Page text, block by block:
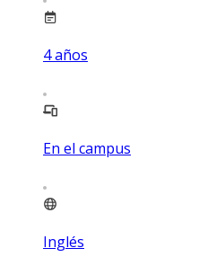
4años
En el campus
Inglés